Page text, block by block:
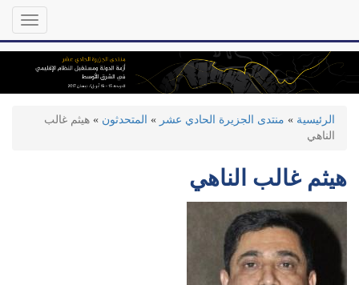
المحتوى
الرئيسي
Toggle
الرئيسية » منتدى الجزيرة الحادي عشر » المتحدثون » هيثم غالب
الناهي
هيثم غالب الناهي